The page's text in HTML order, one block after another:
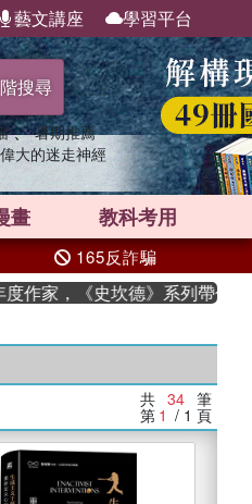
藝文講座 學習平台
搜尋
、 暑期推薦
偉大的迷走神經
畫 教科考用
165反詐騙
史坎德》系列帶你踏上熱血奇
共 34 筆
第 1 / 1 頁